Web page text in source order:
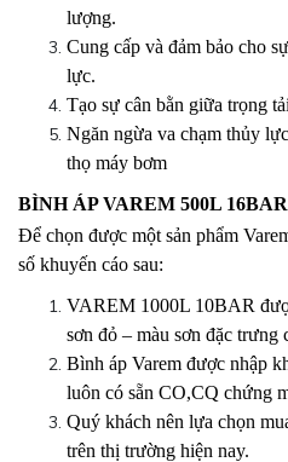
lượng.
Cung cấp và đảm bảo cho
lực.
Tạo sự cân bằn giữa trọng
Ngăn ngừa va chạm thủy
thọ máy bơm
BÌNH ÁP VAREM 500L
Để chọn được một sản phẩm
số khuyến cáo sau:
VAREM 1000L 10BAR
sơn đỏ – màu sơn đặc trưng
Bình áp Varem được nhập
luôn có sẵn CO,CQ chứng
Quý khách nên lựa chọn
trên thị trường hiện nay.